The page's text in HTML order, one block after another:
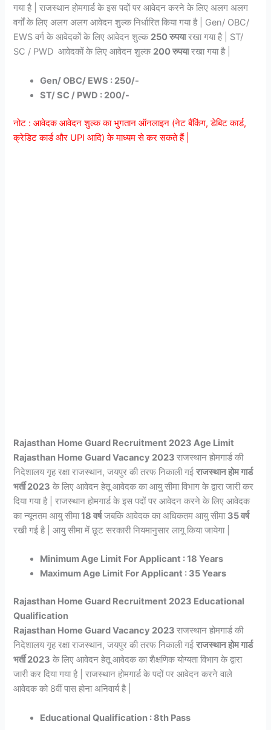
गया है | राजस्थान होमगार्ड के इस पदों पर आवेदन करने के लिए अलग अलग
वर्गों के लिए अलग अलग आवेदन शुल्क निर्धारित किया गया है | Gen/ OBC/
EWS वर्ग के आवेदकों के लिए आवेदन शुल्क 250 रुपयारखा गया है | ST/
SC / PWD आवेदकों के लिए आवेदन शुल्क 200 रुपयारखा गया है |
Gen/ OBC/ EWS : 250/-
ST/ SC / PWD : 200/-
नोट : आवेदक आवेदन शुल्क का भुगतान ऑनलाइन (नेट बैंकिंग, डेबिट कार्ड,
क्रेडिट कार्ड और UPI आदि) के माध्यम से कर सकते हैं |
Rajasthan Home Guard Recruitment 2023 Age Limit
Rajasthan Home Guard Vacancy 2023राजस्थान होमगार्ड की
निदेशालय गृह रक्षा राजस्थान, जयपुर की तरफ निकाली गईराजस्थान होम गार्ड
भर्ती 2023 के लिए आवेदन हेतू आवेदक का आयु सीमा विभाग के द्वारा जारी कर
दिया गया है | राजस्थान होमगार्ड के इस पदों पर आवेदन करने के लिए आवेदक
का न्यूनतम आयु सीमा18 वर्षजबकि आवेदक का अधिकतम आयु सीमा 35 वर्ष
रखी गई है | आयु सीमा में छूट सरकारी नियमानुसार लागू किया जायेगा |
Minimum Age Limit For Applicant : 18 Years
Maximum Age Limit For Applicant : 35 Years
Rajasthan Home Guard Recruitment 2023 Educational
Qualification
Rajasthan Home Guard Vacancy 2023राजस्थान होमगार्ड की
निदेशालय गृह रक्षा राजस्थान, जयपुर की तरफ निकाली गईराजस्थान होम गार्ड
भर्ती 2023 के लिए आवेदन हेतू आवेदक का शैक्षणिक योग्यता विभाग के द्वारा
जारी कर दिया गया है | राजस्थान होमगार्ड के पदों पर आवेदन करने वाले
आवेदक को 8वीं पास होना अनिवार्य है |
Educational Qualification : 8th Pass